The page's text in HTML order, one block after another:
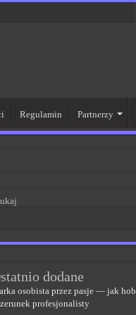
Regulamin Partnerzy
dodane
osobista przez pasje — jak
profesjonalisty